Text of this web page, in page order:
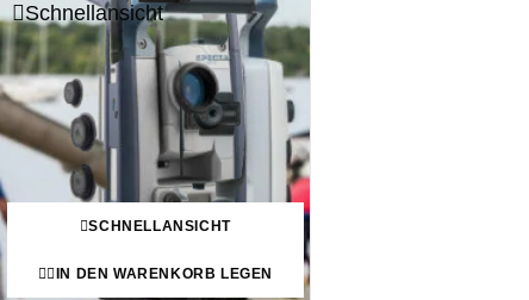
Schnellansicht
SCHNELLANSICHT
IN DEN WARENKORB LEGEN